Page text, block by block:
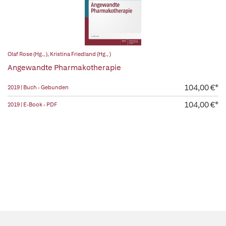
Olaf Rose (Hg., ), Kristina Friedland (Hg., )
Angewandte Pharmakotherapie
2019 | Buch - Gebunden 104,00 €*
2019 | E-Book - PDF 104,00 €*